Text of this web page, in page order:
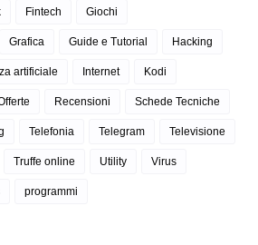
Fintech Giochi
Grafica Guide e Tutorial Hacking
artificiale Internet Kodi
Recensioni Schede Tecniche
Telefonia Telegram Televisione
Truffe online Utility Virus
programmi